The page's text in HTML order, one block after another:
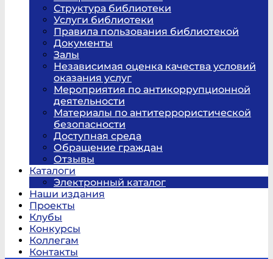
Структура библиотеки
Услуги библиотеки
Правила пользования библиотекой
Документы
Залы
Независимая оценка качества условий
оказания услуг
Мероприятия по антикоррупционной
деятельности
Материалы по антитеррористической
безопасности
Доступная среда
Обращение граждан
Отзывы
Каталоги
Электронный каталог
Наши издания
Проекты
Клубы
Конкурсы
Коллегам
Контакты